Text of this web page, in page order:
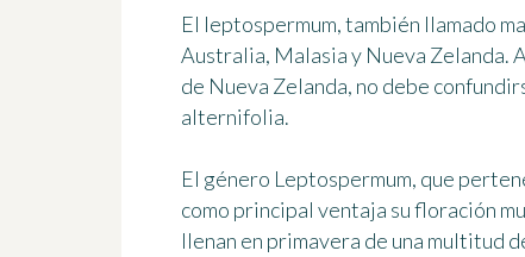
El leptospermum, también llamado
Australia, Malasia y Nueva Zelanda.
de Nueva Zelanda, no debe
alternifolia.
El género Leptospermum, que
como principal ventaja su floración
llenan en primavera de una multitud